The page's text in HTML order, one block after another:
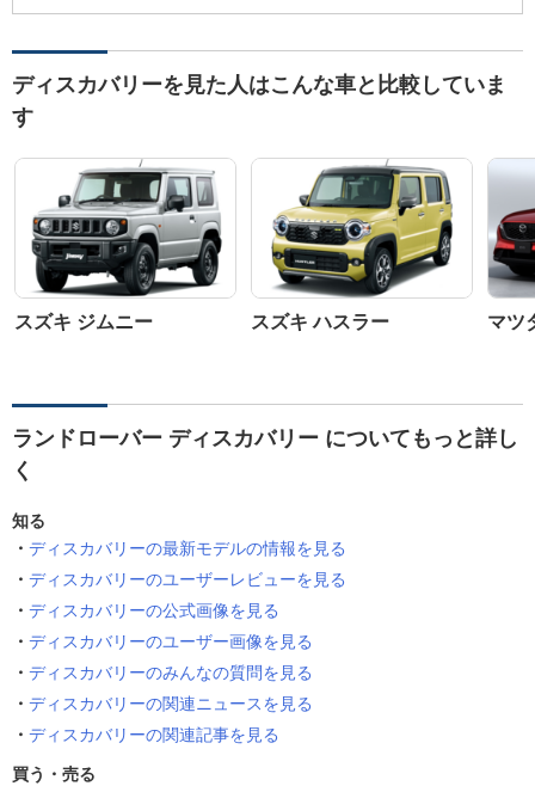
ディスカバリーを見た人はこんな車と比較していま
す
スズキ ジムニー スズキ ハスラー マツ
ランドローバー ディスカバリー についてもっと詳し
く
知る
ディスカバリーの最新モデルの情報を見る
ディスカバリーのユーザーレビューを見る
ディスカバリーの公式画像を見る
ディスカバリーのユーザー画像を見る
ディスカバリーのみんなの質問を見る
ディスカバリーの関連ニュースを見る
ディスカバリーの関連記事を見る
買う・売る